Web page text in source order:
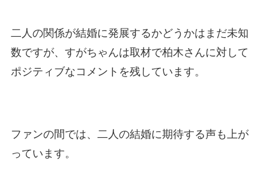
二人の関係が結婚に発展するかどうかはまだ未知
数ですが、すがちゃんは取材で柏木さんに対して
ポジティブなコメントを残しています。
ファンの間では、二人の結婚に期待する声も上が
っています。